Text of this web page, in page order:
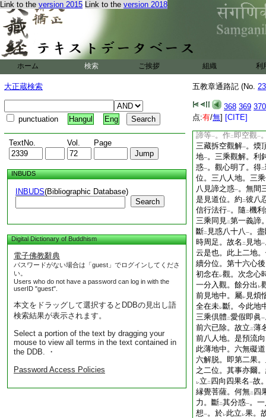
Link to the version 2015 Link to the version 2018
ホーム 検索 ご挨拶 組織 利
大正蔵検索
punctuation Hangul Eng
TextNo. Vol. Page
INBUDS
INBUDS(Bibliographic Database)
Search
Digital Dictionary of Buddhism
電子佛教辭典
パスワードがない場合は「guest」でログインしてくださ
い。
Users who do not have a password can log in with the
userID "guest".
本文をドラッグして選択するとDDBの見出し語
検索結果が表示されます。
Select a portion of the text by dragging your
mouse to view all terms in the text contained in
the DDB. ・
Password Access Policies
五教章通路記 (No.
368 369 370
点:有/無] [CITE]
七位。縁覺立レ 一。
階位共立爲
レ 十。名
惠地。三乘初心。
心觀。二別相念處
煩惑 。又三乘共修
等法 。隨
諸位。所 修皆爾。
對修。而亦兼修。以
無生即空觀故。此
水
故。二是性地。
諦等一。作二 即空觀一
三藏拆空觀解一。煗
地一。三乘觀解。利
惑一。觀心明了。得二
位。三八人地。三
八見諦之惑一。無間
是見道位。約 二彼八
信行法行一。隨 二機
三乘同見二第一義諦
斷二 見惑八十八一。
時周足。故名 二 見地一
云是也。此上二地
續分位。第十六心
初念在レ觀。次念心
一分入觀。餘分出 レ
前見地中。屬レ 見煩
全在未レ斷。今此地
三乘倶體 二愛假即眞一
前六已除。故立 二薄
前八人地。是預流
此薄地中。六無礙
六解脱。即第二果
之二位。其事亦爾
レ立 二 四向四果名 一故
縁覺菩薩。何無二 四
力。斷二其分惑一。
想一。於レ此立 レ果。